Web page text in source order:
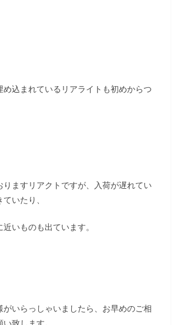
め込まれているリアライトも初めからつ
りますリアクトですが、入荷が遅れてい
いたり、
いものも出ています。
がいらっしゃいましたら、お早めのご相